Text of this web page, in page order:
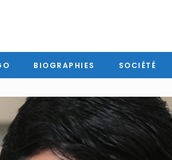
BIOGRAPHIES SOCIÉTÉ